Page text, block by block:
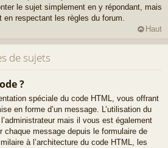
le sujet simplement en y répondant, mais
respectant les règles du forum.
Haut
de sujets
?
spéciale du code HTML, vous offrant
en forme d’un message. L’utilisation du
mais il vous est également
chaque message depuis le formulaire de
à l’architecture du code HTML, les